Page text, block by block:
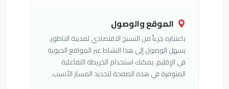
الموقع والوصول
باعتباره جزءاً من النسيج الاقتصادي لمدينة الناظور،
يسهل الوصول إلى هذا النشاط عبر المواقع الحيوية
في الإقليم. يمكنك استخدام الخريطة التفاعلية
المتوفرة في هذه الصفحة لتحديد المسار الأنسب.